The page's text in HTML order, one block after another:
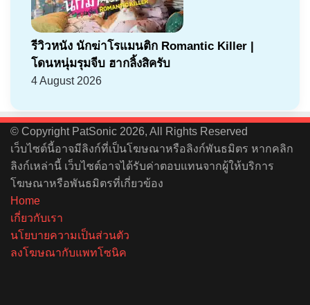
รีวิวหนัง นักฆ่าโรแมนติก Romantic Killer |
โดนหนุ่มรุมจีบ ฮากลิ้งสิครับ
4 August 2026
© Copyright PatSonic 2026, All Rights Reserved
เว็บไซต์นี้อาจมีลิงก์ที่เป็นโฆษณาหรือลิงก์พันธมิตร หากคลิก
ลิงก์เหล่านี้ เว็บไซต์อาจได้รับค่าตอบแทนจากผู้ให้บริการ
โฆษณาหรือพันธมิตรที่เกี่ยวข้อง
Home
เกี่ยวกับเรา
นโยบายความเป็นส่วนตัว
ลงโฆษณากับแพทโซนิค